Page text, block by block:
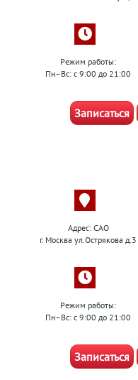
Режим работы:
Пн–Вс: с 9:00 до 21:00
Записаться
Адрес: САО
г. Москва ул.Острякова д.3
Режим работы:
Пн–Вс: с 9:00 до 21:00
Записаться